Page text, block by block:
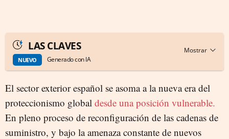
LAS CLAVES
NUEVO Generado con IA
El sector exterior español se asoma a la nueva era del
proteccionismo global desde una posición vulnerable.
En pleno proceso de reconfiguración de las cadenas de
suministro, y bajo la amenaza constante de nuevos